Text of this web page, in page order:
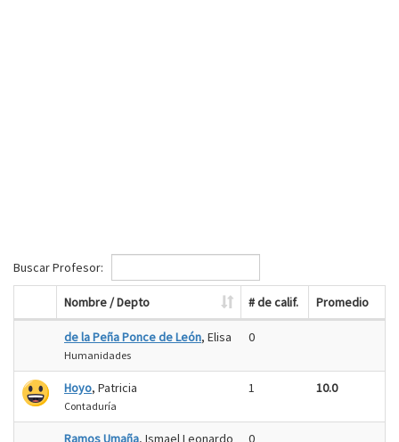
Buscar Profesor:
Nombre / Depto # de calif. Promedio
de la Peña Ponce de León, Elisa
Humanidades
0
Hoyo, Patricia
Contaduría
1 10.0
Ramos Umaña, Ismael Leonardo 0